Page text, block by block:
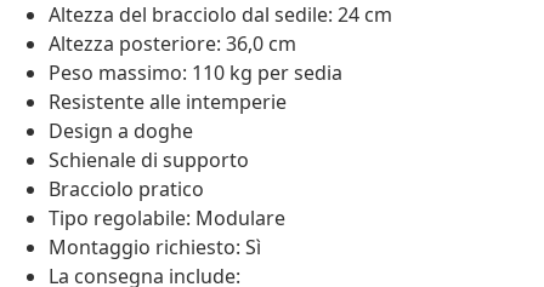
Altezza del bracciolo dal sedile: 24 cm
Altezza posteriore: 36,0 cm
Peso massimo: 110 kg per sedia
Resistente alle intemperie
Design a doghe
Schienale di supporto
Bracciolo pratico
Tipo regolabile: Modulare
Montaggio richiesto: Sì
La consegna include: